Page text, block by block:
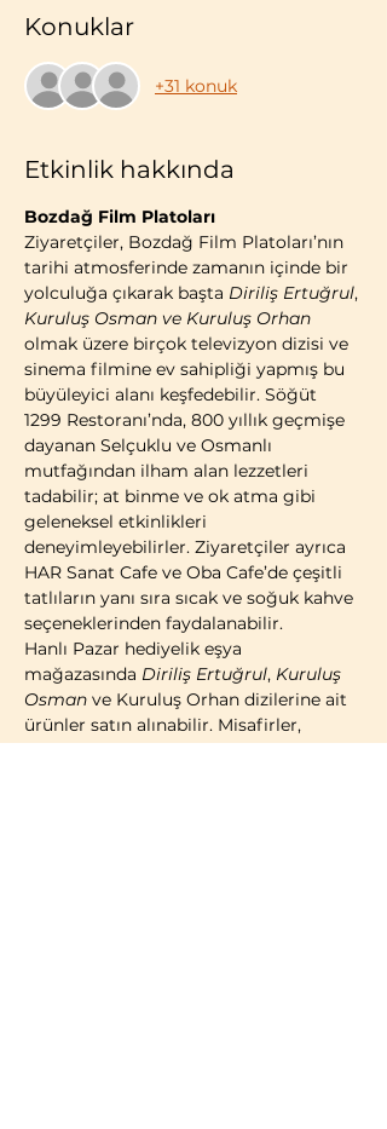
Konuklar
+31 konuk
Etkinlik hakkında
Bozdağ Film Platoları
Ziyaretçiler, Bozdağ Film Platoları’nın
tarihi atmosferinde zamanın içinde bir
yolculuğa çıkarak başta Diriliş Ertuğrul,
Kuruluş Osman ve Kuruluş Orhan
olmak üzere birçok televizyon dizisi ve
sinema filmine ev sahipliği yapmış bu
büyüleyici alanı keşfedebilir. Söğüt
1299 Restoranı’nda, 800 yıllık geçmişe
dayanan Selçuklu ve Osmanlı
mutfağından ilham alan lezzetleri
tadabilir; at binme ve ok atma gibi
geleneksel etkinlikleri
deneyimleyebilirler. Ziyaretçiler ayrıca
HAR Sanat Cafe ve Oba Cafe’de çeşitli
tatlıların yanı sıra sıcak ve soğuk kahve
seçeneklerinden faydalanabilir.
Hanlı Pazar hediyelik eşya
mağazasında Diriliş Ertuğrul, Kuruluş
Osman ve Kuruluş Orhan dizilerine ait
ürünler satın alınabilir. Misafirler,
geleneksel Türk çadırı konseptinde